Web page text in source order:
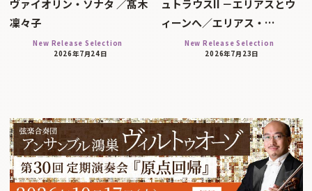
ヴァイオリン・ソナタ ／髙木
凜々子
New Release Selection
2026年7月24日
ュトラウスII －エリアスとウ
ィーンへ／エリアス・…
New Release Selection
2026年7月23日